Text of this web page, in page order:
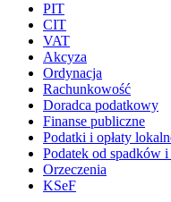
PIT
CIT
VAT
Akcyza
Ordynacja
Rachunkowość
Doradca podatkowy
Finanse publiczne
Podatki i opłaty
Podatek od spadków
Orzeczenia
KSeF